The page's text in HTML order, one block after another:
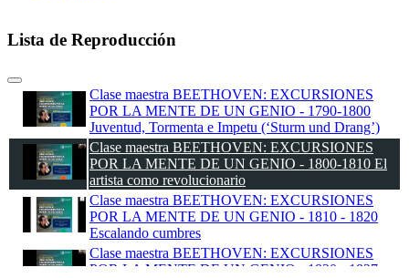
Lista de Reproducción
Clase maestra BEETHOVEN: EXCURSIONES
POR LA MENTE DE UN GENIO - 1790-1800
Juventud, Tormenta e Impetu (‘Sturm und Drang’)
Clase maestra BEETHOVEN: EXCURSIONES
POR LA MENTE DE UN GENIO - 1800-1810 El
artista como revolucionario
Clase maestra BEETHOVEN: EXCURSIONES
POR LA MENTE DE UN GENIO - 1810 - 1820
Escalando cumbres
Clase maestra BEETHOVEN: EXCURSIONES
POR LA MENTE DE UN GENIO - 1820 - 1827